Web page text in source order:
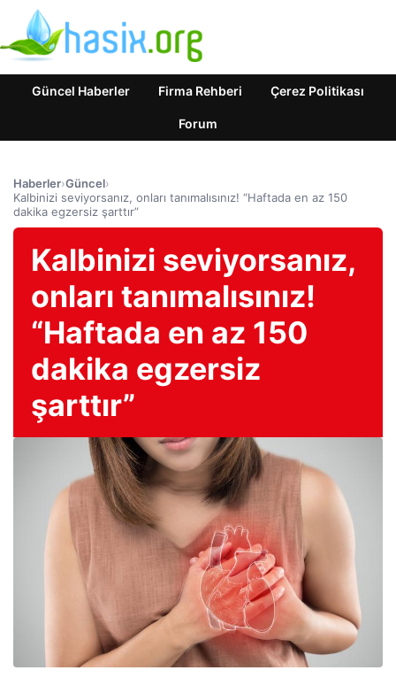
Güncel Haberler Firma Rehberi Çerez Politikası
Forum
Haberler›Güncel›
Kalbinizi seviyorsanız, onları tanımalısınız! “Haftada en az 150
dakika egzersiz şarttır”
Kalbinizi seviyorsanız,
onları tanımalısınız!
“Haftada en az 150
dakika egzersiz
şarttır”